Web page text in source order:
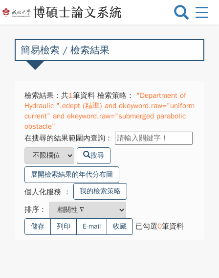
選
換
簡易檢索 / 檢索結果
檢索結果：共1筆資料 檢索策略：
"Department of
Hydraulic ".edept (精準) and ekeyword.raw="uniform
current" and ekeyword.raw="submerged parabolic
obstacle"
在搜尋的結果範圍內查詢：
搜尋
展開檢索結果的年代分布圖
個人化服務 ： 我的檢索策略
排序：
儲存 列印 E-mail 收藏 已勾選0筆資料